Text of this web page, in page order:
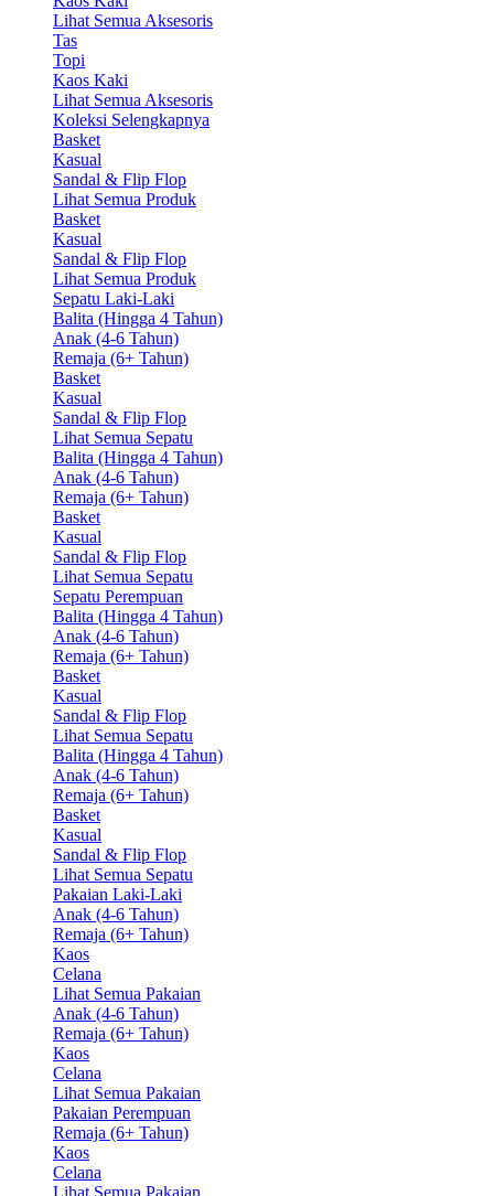
Lihat Semua Aksesoris
Tas
Topi
Kaos Kaki
Lihat Semua Aksesoris
Koleksi Selengkapnya
Basket
Kasual
Sandal & Flip Flop
Lihat Semua Produk
Basket
Kasual
Sandal & Flip Flop
Lihat Semua Produk
Sepatu Laki-Laki
Balita (Hingga 4 Tahun)
Anak (4-6 Tahun)
Remaja (6+ Tahun)
Basket
Kasual
Sandal & Flip Flop
Lihat Semua Sepatu
Balita (Hingga 4 Tahun)
Anak (4-6 Tahun)
Remaja (6+ Tahun)
Basket
Kasual
Sandal & Flip Flop
Lihat Semua Sepatu
Sepatu Perempuan
Balita (Hingga 4 Tahun)
Anak (4-6 Tahun)
Remaja (6+ Tahun)
Basket
Kasual
Sandal & Flip Flop
Lihat Semua Sepatu
Balita (Hingga 4 Tahun)
Anak (4-6 Tahun)
Remaja (6+ Tahun)
Basket
Kasual
Sandal & Flip Flop
Lihat Semua Sepatu
Pakaian Laki-Laki
Anak (4-6 Tahun)
Remaja (6+ Tahun)
Kaos
Celana
Lihat Semua Pakaian
Anak (4-6 Tahun)
Remaja (6+ Tahun)
Kaos
Celana
Lihat Semua Pakaian
Pakaian Perempuan
Remaja (6+ Tahun)
Kaos
Celana
Lihat Semua Pakaian